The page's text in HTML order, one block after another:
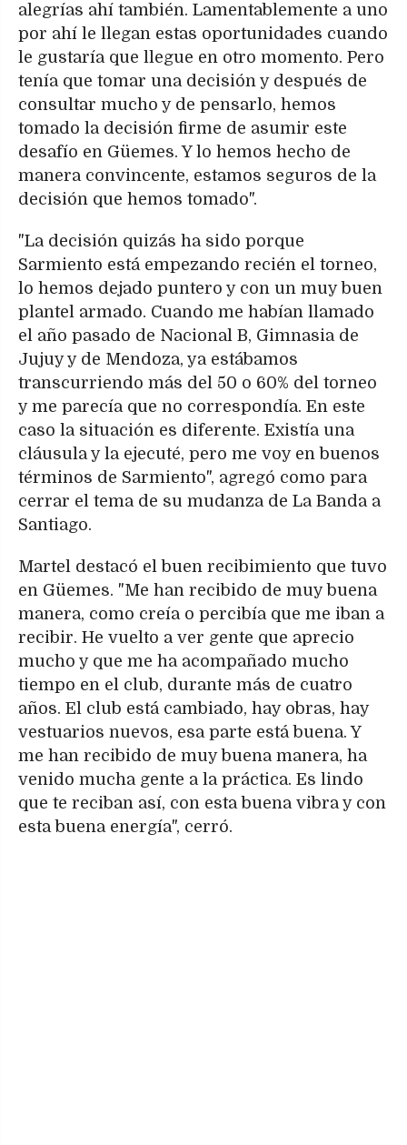
alegrías ahí también. Lamentablemente a uno
por ahí le llegan estas oportunidades cuando
le gustaría que llegue en otro momento. Pero
tenía que tomar una decisión y después de
consultar mucho y de pensarlo, hemos
tomado la decisión firme de asumir este
desafío en Güemes. Y lo hemos hecho de
manera convincente, estamos seguros de la
decisión que hemos tomado".
"La decisión quizás ha sido porque
Sarmiento está empezando recién el torneo,
lo hemos dejado puntero y con un muy buen
plantel armado. Cuando me habían llamado
el año pasado de Nacional B, Gimnasia de
Jujuy y de Mendoza, ya estábamos
transcurriendo más del 50 o 60% del torneo
y me parecía que no correspondía. En este
caso la situación es diferente. Existía una
cláusula y la ejecuté, pero me voy en buenos
términos de Sarmiento", agregó como para
cerrar el tema de su mudanza de La Banda a
Santiago.
Martel destacó el buen recibimiento que tuvo
en Güemes. "Me han recibido de muy buena
manera, como creía o percibía que me iban a
recibir. He vuelto a ver gente que aprecio
mucho y que me ha acompañado mucho
tiempo en el club, durante más de cuatro
años. El club está cambiado, hay obras, hay
vestuarios nuevos, esa parte está buena. Y
me han recibido de muy buena manera, ha
venido mucha gente a la práctica. Es lindo
que te reciban así, con esta buena vibra y con
esta buena energía", cerró.